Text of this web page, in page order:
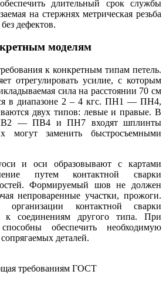
длительный срок службы
на стержнях метрическая резьба
дефектов.
моделям
к конкретным типам петель.
отрегулировать усилие, с которым
сила на расстоянии 70 см
в диапазоне 2 – 4 кгс. ПН1 — ПН4,
двух типов: левые и правые. В
ПВ2 — ПВ4 и ПН7 входят шплинты
могут заменить быстросъемными
и оси образовывают с картами
путем контактной сварки
Формируемый шов не должен
непроваренные участки, прожоги.
контактной сварки
к соединениям другого типа. При
обеспечить необходимую
деталей.
требованиям ГОСТ